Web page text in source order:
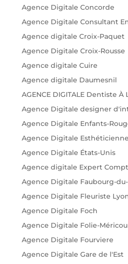
Agence Digitale Concorde
Agence Digitale Consultant
Agence digitale Croix-Paquet
Agence Digitale Croix-Rousse
Agence digitale Cuire
Agence digitale Daumesnil
AGENCE DIGITALE Dentiste À
Agence Digitale designer
Agence Digitale Enfants-
Agence Digitale
Agence Digitale États-Unis
Agence digitale Expert
Agence Digitale Faubourg-
Agence Digitale Fleuriste
Agence Digitale Foch
Agence Digitale Folie-
Agence Digitale Fourviere
Agence Digitale Gare de l'Est